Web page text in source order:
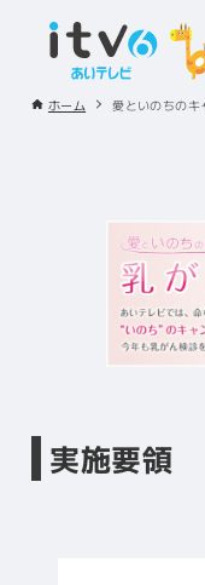
ホーム 愛といのちの
実施要領